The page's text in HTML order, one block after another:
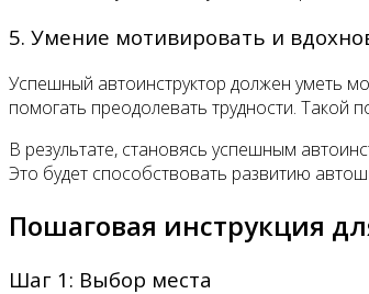
5. Умение мотивировать и
Успешный автоинструктор должен уметь
помогать преодолевать трудности. Такой
В результате, становясь успешным
Это будет способствовать развитию
Пошаговая инструкция
Шаг 1: Выбор места